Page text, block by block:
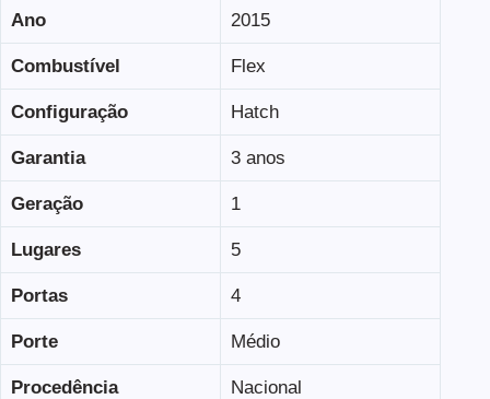
Ano 2015
Combustível Flex
Configuração Hatch
Garantia 3 anos
Geração 1
Lugares 5
Portas 4
Porte Médio
Procedência Nacional